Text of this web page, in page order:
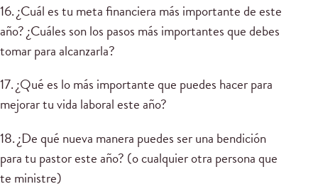
16. ¿Cuál es tu meta financiera más importante de este
año? ¿Cuáles son los pasos más importantes que debes
tomar para alcanzarla?
17. ¿Qué es lo más importante que puedes hacer para
mejorar tu vida laboral este año?
18. ¿De qué nueva manera puedes ser una bendición
para tu pastor este año? (o cualquier otra persona que
te ministre)